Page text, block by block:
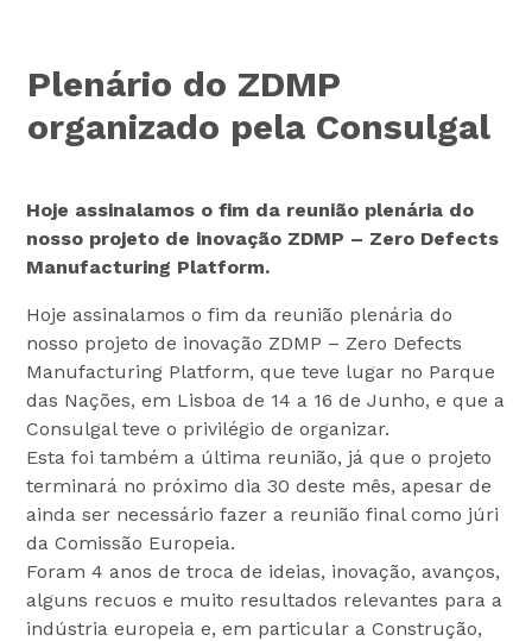
Plenário do ZDMP
organizado pela Consulgal
Hoje assinalamos o fim da reunião plenária do
nosso projeto de inovação ZDMP – Zero Defects
Manufacturing Platform.
Hoje assinalamos o fim da reunião plenária do
nosso projeto de inovação ZDMP – Zero Defects
Manufacturing Platform, que teve lugar no Parque
das Nações, em Lisboa de 14 a 16 de Junho, e que a
Consulgal teve o privilégio de organizar.
Esta foi também a última reunião, já que o projeto
terminará no próximo dia 30 deste mês, apesar de
ainda ser necessário fazer a reunião final como júri
da Comissão Europeia.
Foram 4 anos de troca de ideias, inovação, avanços,
alguns recuos e muito resultados relevantes para a
indústria europeia e, em particular a Construção,